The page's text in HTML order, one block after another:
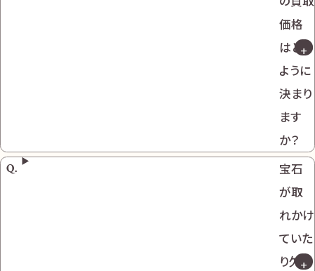
価格
はどの
ように
決まり
ます
か？
宝石
が取
れかけ
ていた
り欠け